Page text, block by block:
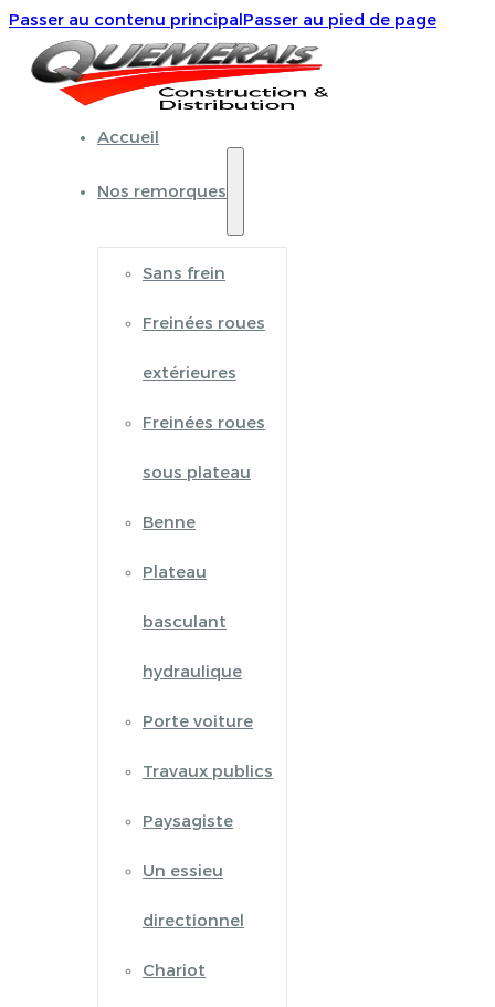
Passer au contenu principalPasser au pied de page
Accueil
Nos remorques
Sans frein
Freinées roues
extérieures
Freinées roues
sous plateau
Benne
Plateau
basculant
hydraulique
Porte voiture
Travaux publics
Paysagiste
Un essieu
directionnel
Chariot